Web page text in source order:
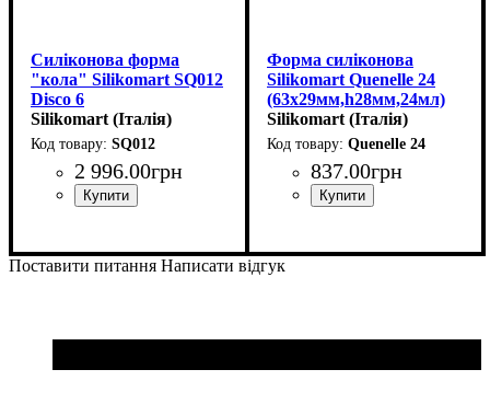
Силіконова форма
"кола" Silikomart SQ012
Disco 6
(d160мм,h10мм,200мл)
Silikomart (Італія)
SQ012
2 996.00грн
Форма силіконова
Silikomart Quenelle 24
(63x29мм,h28мм,24мл)
Silikomart (Італія)
Quenelle 24
837.00грн
Поставити питання Написати відгук